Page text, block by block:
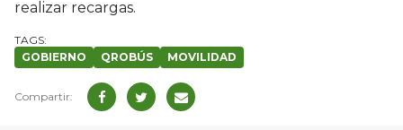
realizar recargas.
GOBIERNO QROBÚS MOVILIDAD